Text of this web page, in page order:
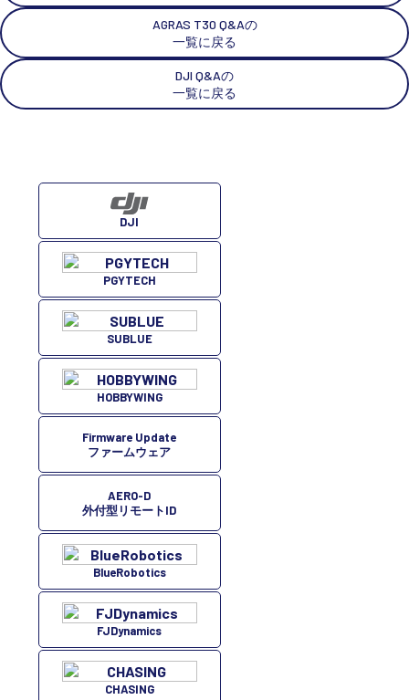
AGRAS T30 Q&Aの
一覧に戻る
DJI Q&Aの
一覧に戻る
DJI
PGYTECH
SUBLUE
HOBBYWING
Firmware Update
ファームウェア
AERO-D
外付型リモートID
BlueRobotics
FJDynamics
CHASING